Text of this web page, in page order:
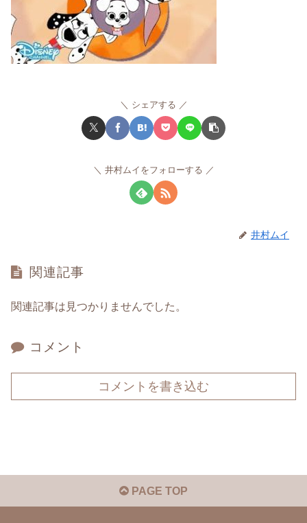
シェアする
井村ムイをフォローする
井村ムイ
関連記事
関連記事は見つかりませんでした。
コメント
コメントを書き込む
PAGE TOP